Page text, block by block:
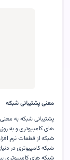
معنی پشتیبانی شبکه
پشتیبانی شبکه به
های کامپیوتری و به
شبکه از قطعات نرم
شبکه کامپیوتری در